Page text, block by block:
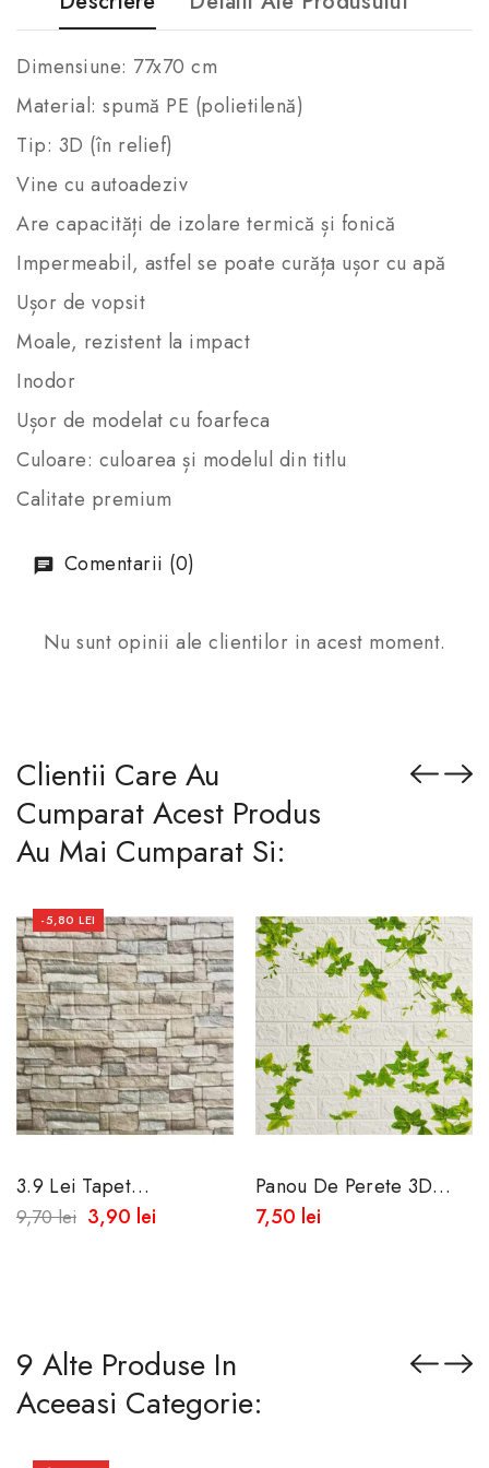
Dimensiune: 77x70 cm
Material: spumă PE (polietilenă)
Tip: 3D (în relief)
Vine cu autoadeziv
Are capacități de izolare termică și fonică
Impermeabil, astfel se poate curăța ușor cu apă
Ușor de vopsit
Moale, rezistent la impact
Inodor
Ușor de modelat cu foarfeca
Culoare: culoarea și modelul din titlu
Calitate premium
Comentarii (0)
Nu sunt opinii ale clientilor in acest moment.
Clientii Care Au
Cumparat Acest Produs
Au Mai Cumparat Si:
-5,80 LEI
3.9 Lei Tapet
Autoadeziv Cu Aspect
De Piatra Naturala -
9,70 lei 3,90 lei
Panou De Perete 3D
Autoadeziv Din Spuma
Moale 77x70 Cm
7,50 lei
9 Alte Produse In
Aceeasi Categorie: